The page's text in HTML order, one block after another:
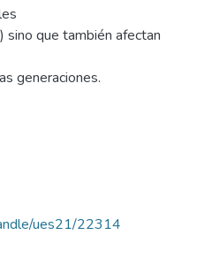
sino que también afectan
generaciones.
ues21/22314